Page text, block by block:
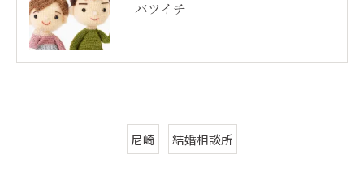
バツイチ
尼崎 結婚相談所